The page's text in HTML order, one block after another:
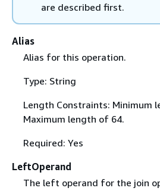
are described first.
Alias
Alias for this operation.
Type: String
Length Constraints: Minimum
Maximum length of 64.
Required: Yes
LeftOperand
The left operand for the join